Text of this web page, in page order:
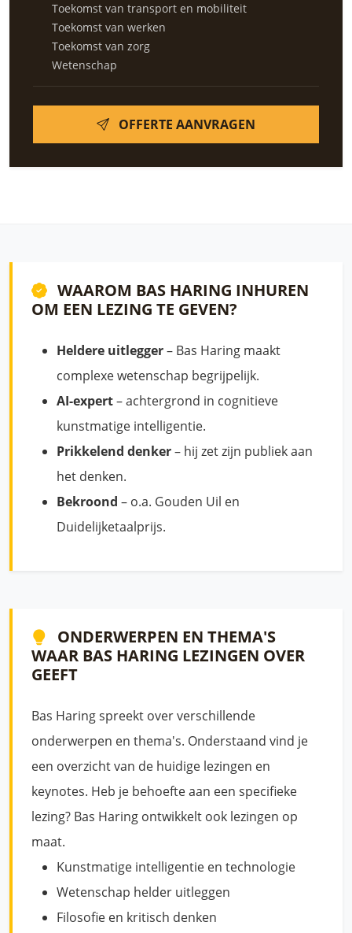
Toekomst van transport en mobiliteit
Toekomst van werken
Toekomst van zorg
Wetenschap
OFFERTE AANVRAGEN
WAAROM BAS HARING INHUREN
OM EEN LEZING TE GEVEN?
Heldere uitlegger– Bas Haring maakt
complexe wetenschap begrijpelijk.
AI-expert– achtergrond in cognitieve
kunstmatige intelligentie.
Prikkelend denker– hij zet zijn publiek aan
het denken.
Bekroond – o.a. Gouden Uil en
Duidelijketaalprijs.
ONDERWERPEN EN THEMA'S
WAAR BAS HARING LEZINGEN OVER
GEEFT
Bas Haring spreekt over verschillende
onderwerpen en thema's. Onderstaand vind je
een overzicht van de huidige lezingen en
keynotes. Heb je behoefte aan een specifieke
lezing? Bas Haring ontwikkelt ook lezingen op
maat.
Kunstmatige intelligentie en technologie
Wetenschap helder uitleggen
Filosofie en kritisch denken